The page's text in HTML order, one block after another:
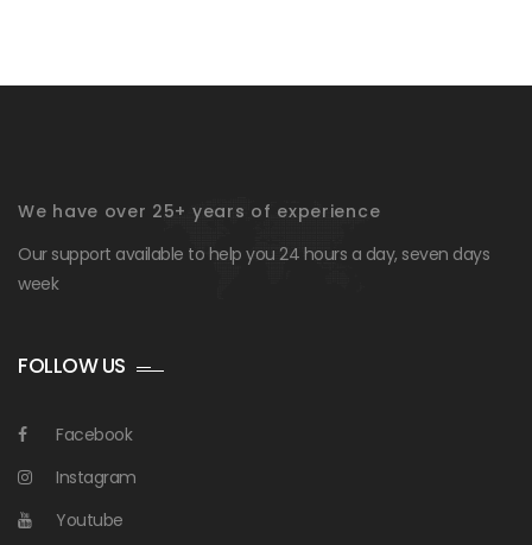
We have over 25+ years of experience
Our support available to help you 24 hours a day, seven days
week
FOLLOW US
Facebook
Instagram
Youtube